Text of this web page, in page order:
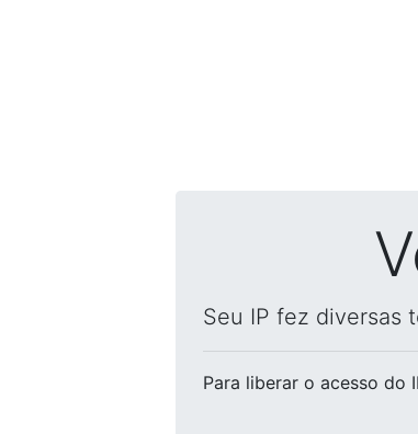
Seu IP fez diversas
Para liberar o acesso do